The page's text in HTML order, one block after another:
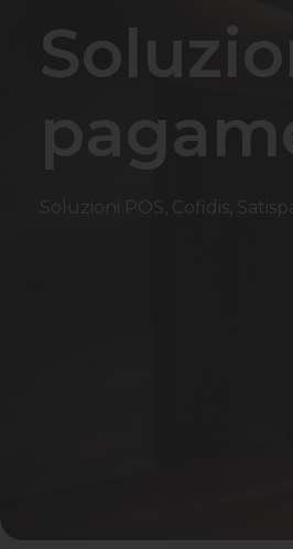
Soluzioni POS, Cofidis,